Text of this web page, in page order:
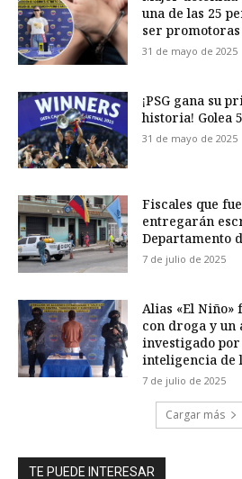
una de las 25
ser
31 de mayo de 2025
¡PSG gana su
historia! Golea
31 de mayo de 2025
Fiscales que
entregarán
Departamento
7 de julio de 2025
Alias «El Niño»
con droga y un
investigado
inteligencia de
7 de julio de 2025
Cargar más
TE PUEDE INTERESAR